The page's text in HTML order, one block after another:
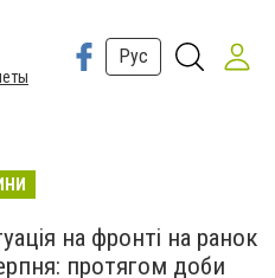
Рус
на фронті на ранок
протягом доби